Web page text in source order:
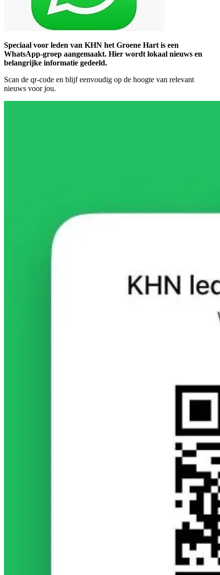
Speciaal voor leden van KHN het Groene Hart is een
WhatsApp-groep aangemaakt. Hier wordt lokaal nieuws en
belangrijke informatie gedeeld.
Scan de qr-code en blijf eenvoudig op de hoogte van relevant
nieuws voor jou.